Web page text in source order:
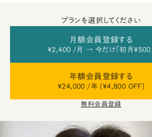
プランを選択してください
月額会員登録する
¥2,400 /月 → 今だけ「初月¥500」
年額会員登録する
¥24,000 /年 (¥4,800 OFF)
無料会員登録